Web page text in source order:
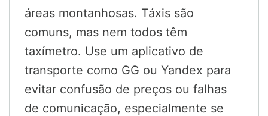
áreas montanhosas. Táxis são
comuns, mas nem todos têm
taxímetro. Use um aplicativo de
transporte como GG ou Yandex para
evitar confusão de preços ou falhas
de comunicação, especialmente se